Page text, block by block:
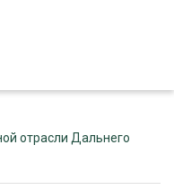
отрасли Дальнего